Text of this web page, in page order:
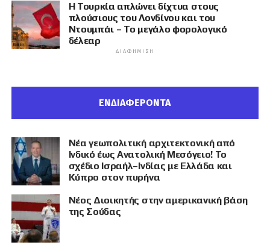
Η Τουρκία απλώνει δίχτυα στους
πλούσιους του Λονδίνου και του
Ντουμπάι – Το μεγάλο φορολογικό
δέλεαρ
ΔΙΑΦΉΜΙΣΗ
ΕΝΔΙΑΦΕΡΟΝΤΑ
Νέα γεωπολιτική αρχιτεκτονική από
Ινδικό έως Ανατολική Μεσόγειο! Το
σχέδιο Ισραήλ–Ινδίας με Ελλάδα και
Κύπρο στον πυρήνα
Νέος Διοικητής στην αμερικανική βάση
της Σούδας